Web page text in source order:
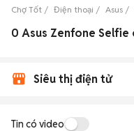
Chợ Tốt Điện thoại Asus
Siêu thị điện tử
Tin có video